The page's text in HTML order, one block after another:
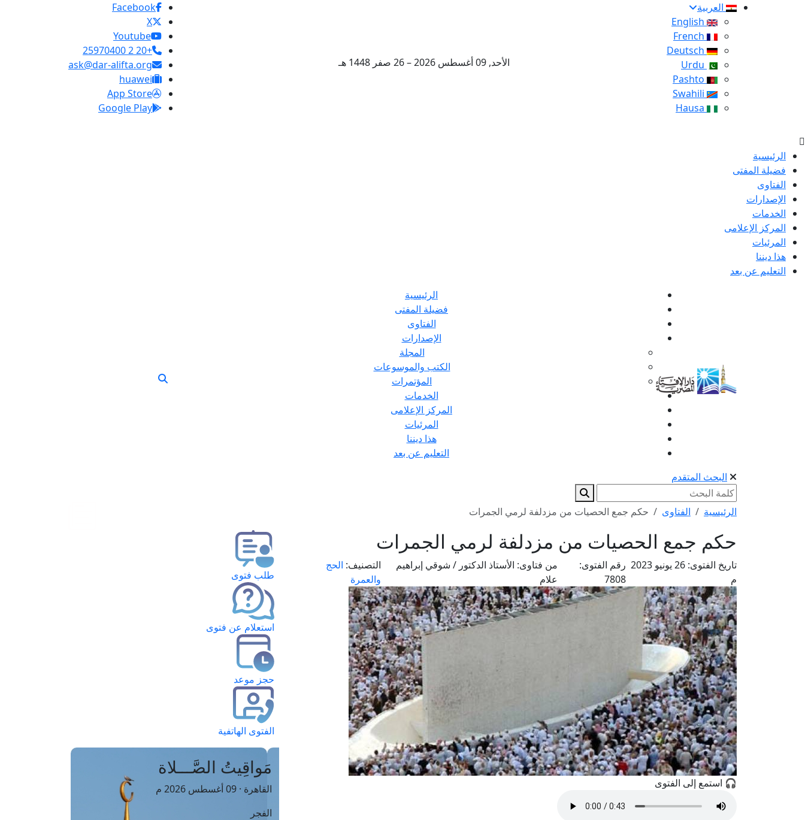
العربية
الأحد, 09 أغسطس 2026 – 26 صفر 1448 هـ
Facebook
X
Youtube
+20 2 25970400
ask@dar-alifta.org
huawei
App Store
Google Play
الرئيسية
فضيلة المفتى
الفتاوى
الإصدارات
الخدمات
المركز الإعلامى
المرئيات
هذا ديننا
التعليم عن بعد
الرئيسية
فضيلة المفتى
الفتاوى
الإصدارات
المجلة
الكتب والموسوعات
المؤتمرات
الخدمات
المركز الإعلامى
المرئيات
هذا ديننا
التعليم عن بعد
البحث المتقدم
الرئيسية الفتاوى حكم جمع الحصيات من مزدلفة لرمي الجمرات
حكم جمع الحصيات من مزدلفة لرمي الجمرات
تاريخ الفتوى:
26 يونيو 2023
م
رقم الفتوى:
7808
من فتاوى: الأستاذ الدكتور / شوقي إبراهيم
علام
التصنيف: الحج
والعمرة
🎧 استمع إلى الفتوى
طلب فتوى
استعلام عن فتوى
حجز موعد
الفتوى الهاتفية
مَواقِيتُ الصَّـــلاة
القاهرة · 09 أغسطس 2026 م
الفجر